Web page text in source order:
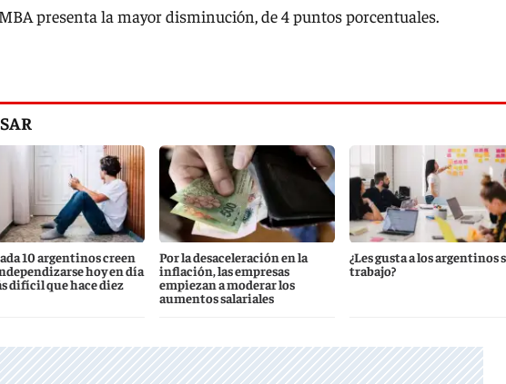
presenta la mayor disminución, de 4 puntos porcentuales.
10 argentinos creen
hoy en día
difícil que hace diez
Por la desaceleración en la
inflación, las empresas
empiezan a moderar los
aumentos salariales
¿Les gusta a los argentinos
trabajo?